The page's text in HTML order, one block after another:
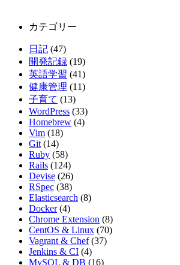
カテゴリー
日記 (47)
開発記録 (19)
英語学習 (41)
健康管理 (11)
子育て (13)
WordPress (33)
Homebrew (4)
Vim (18)
Git (14)
Ruby (58)
Rails (124)
Devise (26)
RSpec (38)
Elasticsearch (8)
Docker(4)
Chrome Extension (8)
CentOS & Linux (70)
Vagrant & Chef(37)
Jenkins & CI (4)
MySQL & DB (16)